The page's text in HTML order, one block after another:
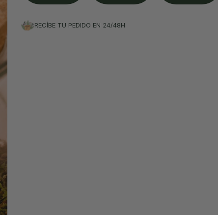
RECÍBE TU PEDIDO EN 24/48H